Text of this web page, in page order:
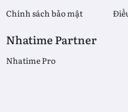
Chính sách bảo mật
Nhatime Partner
Nhatime Pro